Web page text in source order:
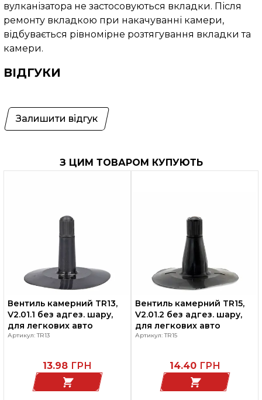
вулканізатора не застосовуються вкладки. Після
ремонту вкладкою при накачуванні камери,
відбувається рівномірне розтягування вкладки та
камери.
ВІДГУКИ
Залишити відгук
З ЦИМ ТОВАРОМ КУПУЮТЬ
Вентиль камерний TR13,
V2.01.1 без адгез. шару,
для легкових авто
Артикул: TR13
13.98 ГРН
Вентиль камерний TR15,
V2.01.2 без адгез. шару,
для легкових авто
Артикул: TR15
14.40 ГРН